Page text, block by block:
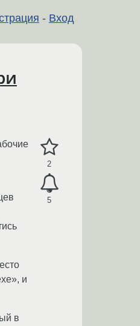
- Вход
2
5
и
в